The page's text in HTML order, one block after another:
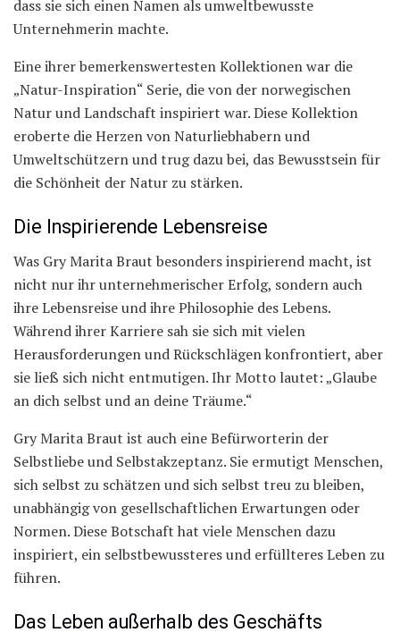
dass sie sich einen Namen als umweltbewusste
Unternehmerin machte.
Eine ihrer bemerkenswertesten Kollektionen war die
„Natur-Inspiration“ Serie, die von der norwegischen
Natur und Landschaft inspiriert war. Diese Kollektion
eroberte die Herzen von Naturliebhabern und
Umweltschützern und trug dazu bei, das Bewusstsein für
die Schönheit der Natur zu stärken.
Die Inspirierende Lebensreise
Was Gry Marita Braut besonders inspirierend macht, ist
nicht nur ihr unternehmerischer Erfolg, sondern auch
ihre Lebensreise und ihre Philosophie des Lebens.
Während ihrer Karriere sah sie sich mit vielen
Herausforderungen und Rückschlägen konfrontiert, aber
sie ließ sich nicht entmutigen. Ihr Motto lautet: „Glaube
an dich selbst und an deine Träume.“
Gry Marita Braut ist auch eine Befürworterin der
Selbstliebe und Selbstakzeptanz. Sie ermutigt Menschen,
sich selbst zu schätzen und sich selbst treu zu bleiben,
unabhängig von gesellschaftlichen Erwartungen oder
Normen. Diese Botschaft hat viele Menschen dazu
inspiriert, ein selbstbewussteres und erfüllteres Leben zu
führen.
Das Leben außerhalb des Geschäfts